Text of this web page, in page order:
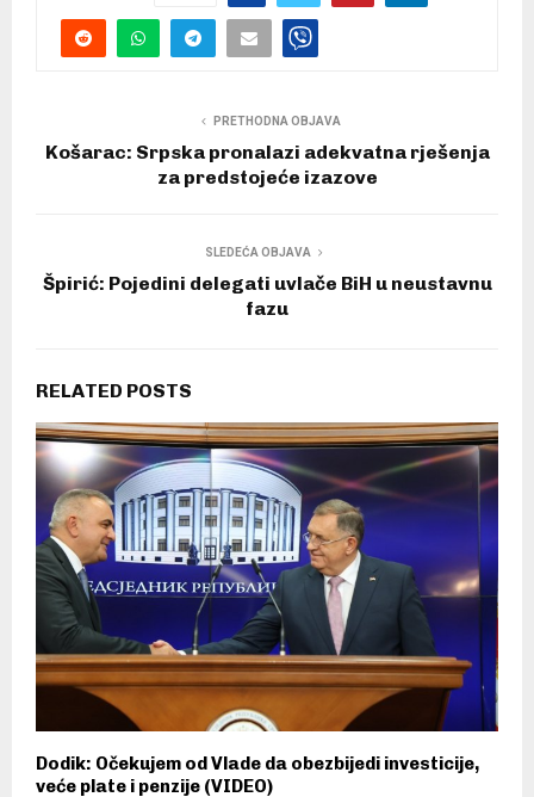
PRETHODNA OBJAVA
Košarac: Srpska pronalazi adekvatna rješenja
za predstojeće izazove
SLEDEĆA OBJAVA
Špirić: Pojedini delegati uvlače BiH u neustavnu
fazu
RELATED POSTS
Dodik: Očekujem od Vlade da obezbijedi investicije,
veće plate i penzije (VIDEO)